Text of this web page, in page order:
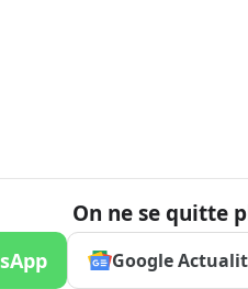
On ne se quitte
Google